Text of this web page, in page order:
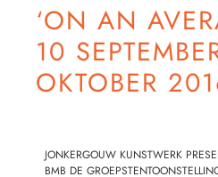
‘ON AN
10
OKTOBER
JONKERGOUW KUNSTWERK
BMB DE